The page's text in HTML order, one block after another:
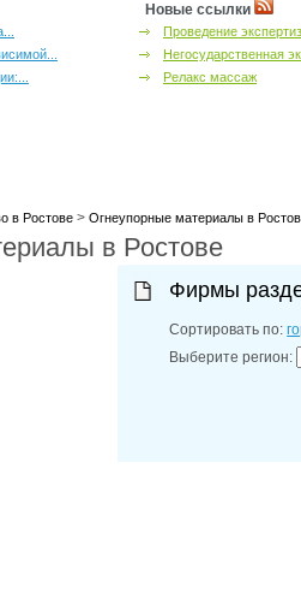
Новые ссылки
Проведение
Негосударственная
Релакс массаж
в Ростове> Огнеупорные материалы в
в Ростове
Фирмы
Сортировать по:
Выберите регион: